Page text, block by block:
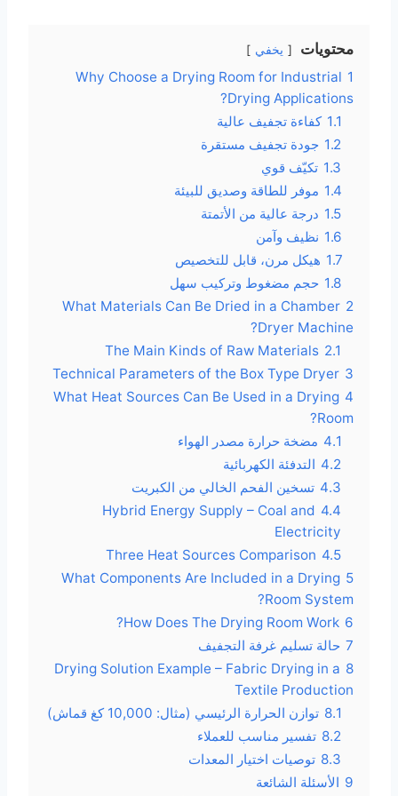
محتويات يخفي
1
Why Choose a Drying Room for Industrial
Drying Applications?
1.1 كفاءة تجفيف عالية
1.2 جودة تجفيف مستقرة
1.3 تكيّف قوي
1.4 موفر للطاقة وصديق للبيئة
1.5 درجة عالية من الأتمتة
1.6 نظيف وآمن
1.7 هيكل مرن، قابل للتخصيص
1.8 حجم مضغوط وتركيب سهل
2
What Materials Can Be Dried in a Chamber
Dryer Machine?
2.1
The Main Kinds of Raw Materials
3
Technical Parameters of the Box Type Dryer
4
What Heat Sources Can Be Used in a Drying
Room?
4.1 مضخة حرارة مصدر الهواء
4.2 التدفئة الكهربائية
4.3 تسخين الفحم الخالي من الكبريت
4.4
Hybrid Energy Supply – Coal and
Electricity
4.5
Three Heat Sources Comparison
5
What Components Are Included in a Drying
Room System?
6
How Does The Drying Room Work?
7 حالة تسليم غرفة التجفيف
8
Drying Solution Example – Fabric Drying in a
Textile Production
8.1 توازن الحرارة الرئيسي (مثال: 10,000 كغ قماش)
8.2 تفسير مناسب للعملاء
8.3 توصيات اختيار المعدات
9 الأسئلة الشائعة